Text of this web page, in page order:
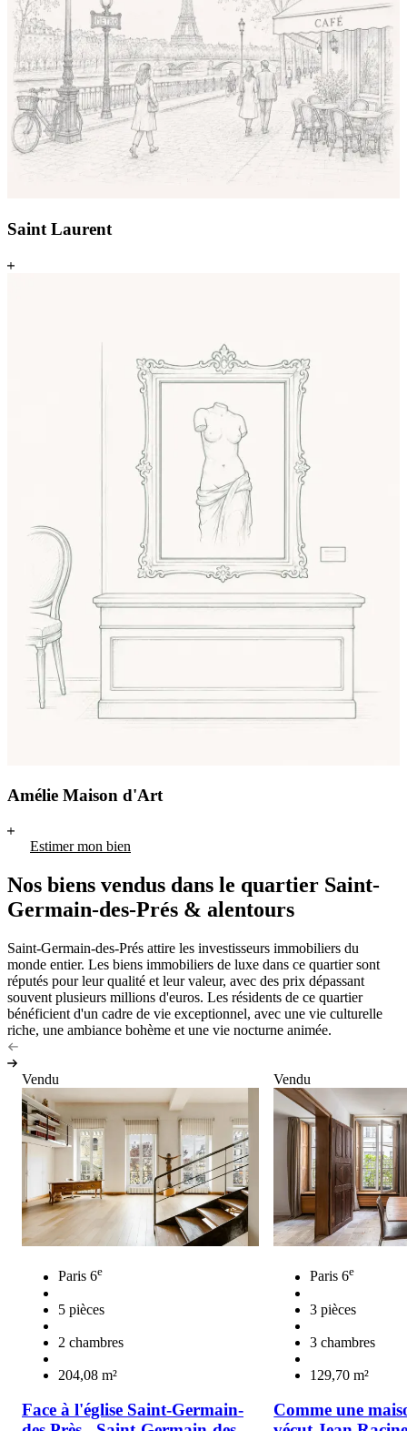
Saint Laurent
Amélie Maison d'Art
Estimer mon bien
Nos biens vendus dans le quartier Saint-
Germain-des-Prés & alentours
Saint-Germain-des-Prés attire les investisseurs immobiliers du
monde entier. Les biens immobiliers de luxe dans ce quartier sont
réputés pour leur qualité et leur valeur, avec des prix dépassant
souvent plusieurs millions d'euros. Les résidents de ce quartier
bénéficient d'un cadre de vie exceptionnel, avec une vie culturelle
riche, une ambiance bohème et une vie nocturne animée.
Vendu
Paris 6e
5 pièces
2 chambres
204,08 m²
Face à l'église Saint-Germain-
Vendu
Paris 6e
3 pièces
3 chambres
129,70 m²
Comme une